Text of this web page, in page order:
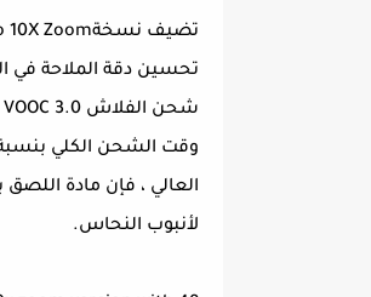
العالي ، فإن مادة اللصق
لأنبوب النحاس.